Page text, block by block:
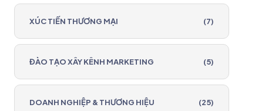
XÚC TIẾN THƯƠNG MẠI (7)
ĐÀO TẠO XÂY KÊNH MARKETING (5)
DOANH NGHIỆP & THƯƠNG HIỆU (25)